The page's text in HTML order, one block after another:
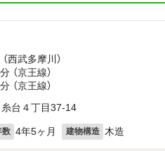
西武多摩川）
分 （京王線）
分 （京王線）
台４丁目37-14
数 4年5ヶ月 建物構造 木造